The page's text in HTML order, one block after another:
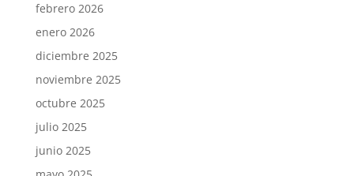
febrero 2026
enero 2026
diciembre 2025
noviembre 2025
octubre 2025
julio 2025
junio 2025